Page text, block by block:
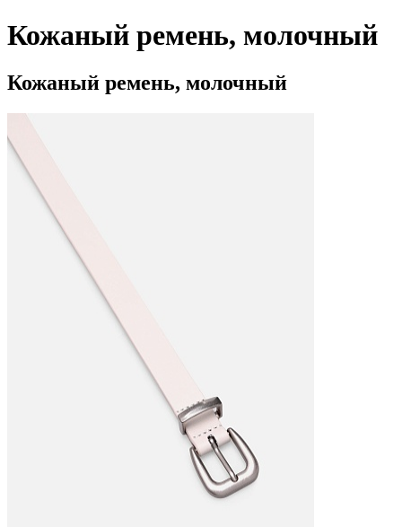
Кожаный ремень, молочный
Кожаный ремень, молочный